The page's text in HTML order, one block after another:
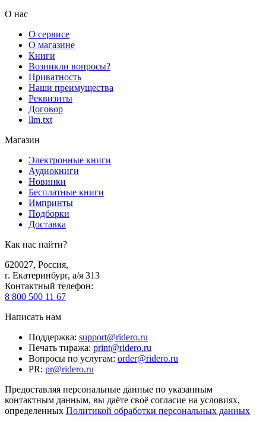
О нас
О сервисе
О магазине
Книги
Возникли вопросы?
Приватность
Наши преимущества
Реквизиты
Договор
llm.txt
Магазин
Электронные книги
Аудиокниги
Новинки
Бесплатные книги
Импринты
Подборки
Доставка
Как нас найти?
620027, Россия,
г. Екатеринбург, а/я 313
Контактный телефон:
8 800 500 11 67
Написать нам
Поддержка: support@ridero.ru
Печать тиража: print@ridero.ru
Вопросы по услугам: order@ridero.ru
PR: pr@ridero.ru
Предоставляя персональные данные по указанным
контактным данным, вы даёте своё согласие на условиях,
определенных Политикой обработки персональных данных